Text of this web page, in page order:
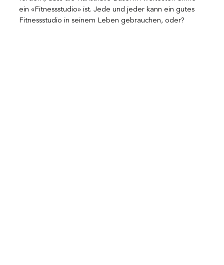
ein «Fitnessstudio» ist. Jede und jeder kann ein gutes
Fitnessstudio in seinem Leben gebrauchen, oder?